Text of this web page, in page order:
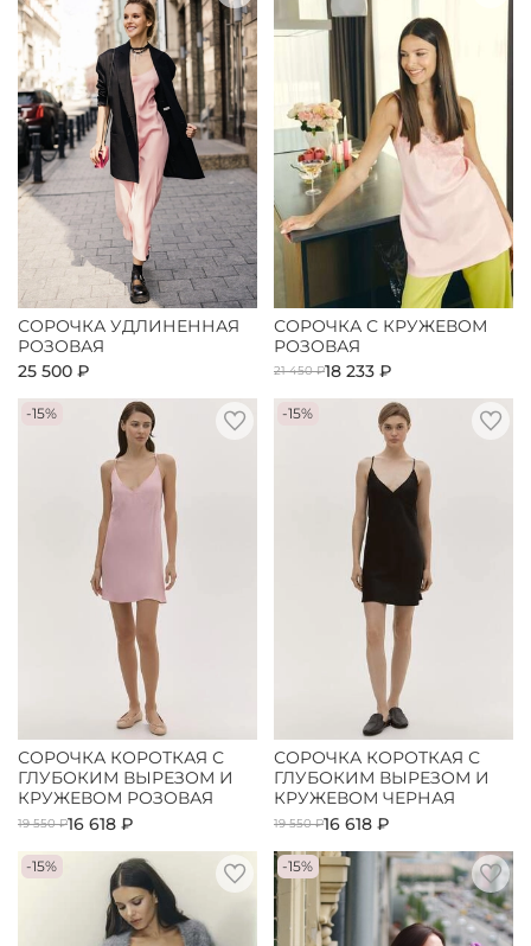
СОРОЧКА УДЛИНЕННАЯ
РОЗОВАЯ
25 500 ₽
СОРОЧКА С КРУЖЕВОМ
РОЗОВАЯ
21 450 ₽18 233 ₽
-15%
СОРОЧКА КОРОТКАЯ С
ГЛУБОКИМ ВЫРЕЗОМ И
КРУЖЕВОМ РОЗОВАЯ
19 550 ₽16 618 ₽
-15%
СОРОЧКА КОРОТКАЯ С
ГЛУБОКИМ ВЫРЕЗОМ И
КРУЖЕВОМ ЧЕРНАЯ
19 550 ₽16 618 ₽
-15% -15%